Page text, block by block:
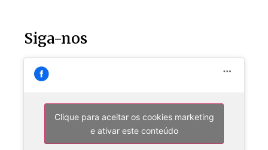
Siga-nos
Clique para aceitar os cookies marketing
e ativar este conteúdo